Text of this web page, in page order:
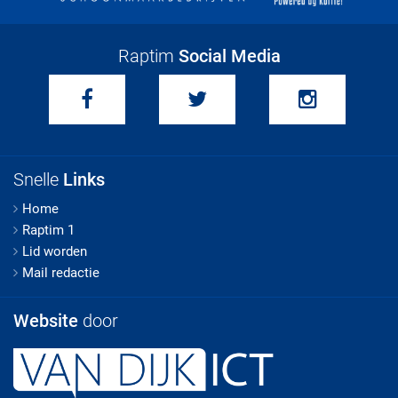
Raptim Social Media
Snelle Links
Home
Raptim 1
Lid worden
Mail redactie
Website door